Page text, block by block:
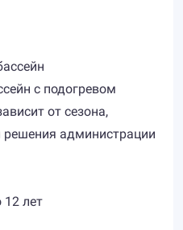
с подогревом
от сезона,
решения администрации
12 лет